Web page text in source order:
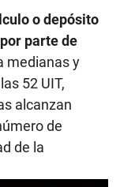
o depósito
parte de
medianas y
52 UIT,
alcanzan
de
de la